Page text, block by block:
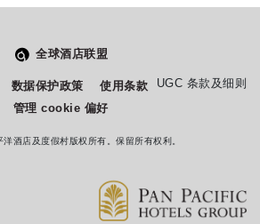
全球酒店联盟
数据保护政策 使用条款
UGC 条款及细则
管理 cookie 偏好
酒店及度假村版权所有。保留所有权利。
体验?
很满意